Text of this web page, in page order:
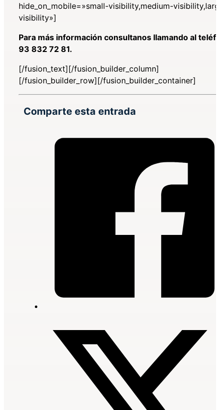
hide_on_mobile=»small-visibility,medium-
visibility»]
Para más información consultanos llamando al
93 832 72 81.
[/fusion_text][/fusion_builder_column]
[/fusion_builder_row][/fusion_builder_container]
Comparte esta entrada